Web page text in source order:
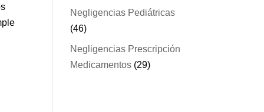
Negligencias Pediátricas
(46)
Negligencias Prescripción
Medicamentos (29)